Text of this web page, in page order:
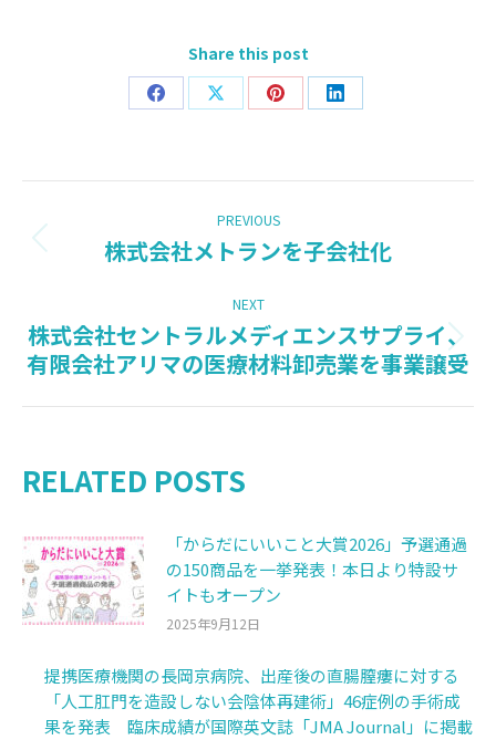
Share this post
Share
Facebook
Share
X
Share
Pinterest
Share
LinkedIn
NAVIGATIONPREVIOUS
Previous
株式会社メトランを子会社化
NEXT
Next
post:
株式会社セントラルメディエンスサプライ、
有限会社アリマの医療材料卸売業を事業譲受
RELATED POSTS
「からだにいいこと大賞2026」予選通過
の150商品を一挙発表！本日より特設サ
イトもオープン
2025年9月12日
提携医療機関の長岡京病院、出産後の直腸膣瘻に対する
「人工肛門を造設しない会陰体再建術」46症例の手術成
果を発表 臨床成績が国際英文誌「JMA Journal」に掲載